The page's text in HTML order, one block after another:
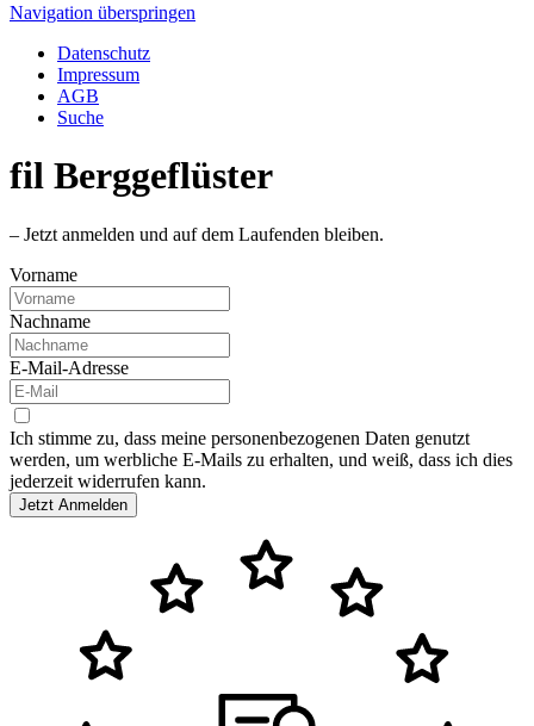
Navigation überspringen
Datenschutz
Impressum
AGB
Suche
fil Berggeflüster
– Jetzt anmelden und auf dem Laufenden bleiben.
Vorname
Nachname
E-Mail-Adresse
Ich stimme zu, dass meine personenbezogenen Daten genutzt
werden, um werbliche E-Mails zu erhalten, und weiß, dass ich dies
jederzeit widerrufen kann.
Jetzt Anmelden